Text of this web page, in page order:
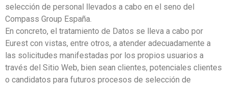
selección de personal llevados a cabo en el seno del
Compass Group España.
En concreto, el tratamiento de Datos se lleva a cabo por
Eurest con vistas, entre otros, a atender adecuadamente a
las solicitudes manifestadas por los propios usuarios a
través del Sitio Web, bien sean clientes, potenciales clientes
o candidatos para futuros procesos de selección de